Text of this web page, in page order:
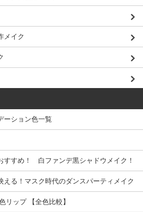
メイク
ーション色一覧
すすめ！ 白ファンデ黒シャドウメイク！
える！マスク時代のダンスパーティメイク
リップ 【全色比較】